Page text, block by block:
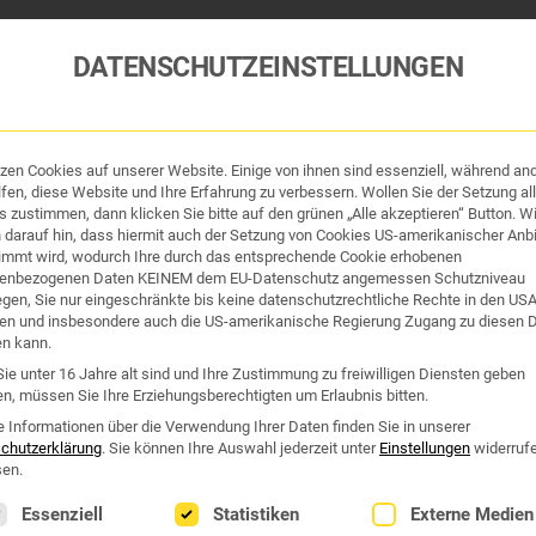
und Hygiene Organe & Organ-Uhr
Westend Online-Shop: Sicher, schnell und 24/7 für Sie da!
Gratisversand ab €50
DATENSCHUTZEINSTELLUNGEN
Cookies auf unserer Website. Einige von ihnen sind essenziell, während
diese Website und Ihre Erfahrung zu verbessern. Wollen Sie der Setzung
zustimmen, dann klicken Sie bitte auf den grünen „Alle akzeptieren“ Button.
hin, dass hiermit auch der Setzung von Cookies US-amerikanischer
wird, wodurch Ihre durch das entsprechende Cookie erhobenen
Daten KEINEM dem EU-Datenschutz angemessen Schutzniveau
Sie nur eingeschränkte bis keine datenschutzrechtliche Rechte in den USA
und insbesondere auch die US-amerikanische Regierung Zugang zu diesen
kann.
unter 16 Jahre alt sind und Ihre Zustimmung zu freiwilligen Diensten geben
müssen Sie Ihre Erziehungsberechtigten um Erlaubnis bitten.
Informationen über die Verwendung Ihrer Daten finden Sie in unserer
. Sie können Ihre Auswahl jederzeit unter Einstellungen
eine Liste der Service-Gruppen, für die eine Einwilligung
Essenziell Statistiken Externe Medien